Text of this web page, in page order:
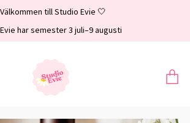
Välkommen till Studio Evie 🤍
har semester 3 juli–9 augusti